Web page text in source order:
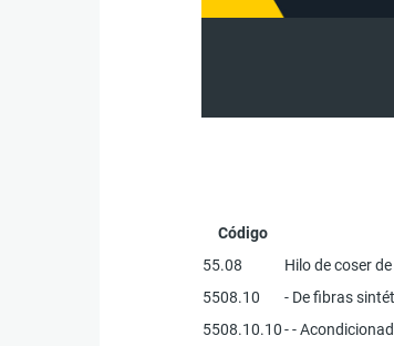
Código
55.08
Hilo de coser
5508.10
- De fibras
5508.10.10- -